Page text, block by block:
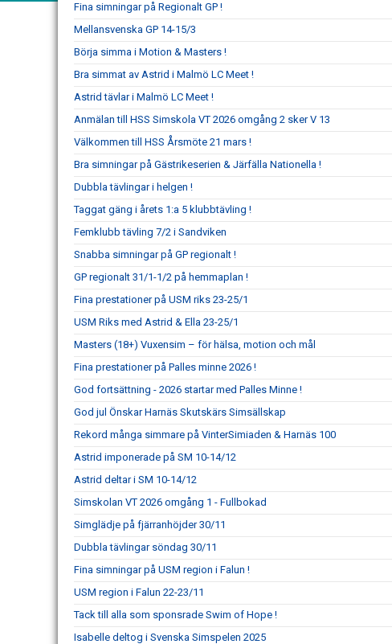
Fina simningar på Regionalt GP !
Mellansvenska GP 14-15/3
Börja simma i Motion & Masters !
Bra simmat av Astrid i Malmö LC Meet !
Astrid tävlar i Malmö LC Meet !
Anmälan till HSS Simskola VT 2026 omgång 2 sker V 13
Välkommen till HSS Årsmöte 21 mars !
Bra simningar på Gästrikeserien & Järfälla Nationella !
Dubbla tävlingar i helgen !
Taggat gäng i årets 1:a 5 klubbtävling !
Femklubb tävling 7/2 i Sandviken
Snabba simningar på GP regionalt !
GP regionalt 31/1-1/2 på hemmaplan !
Fina prestationer på USM riks 23-25/1
USM Riks med Astrid & Ella 23-25/1
Masters (18+) Vuxensim – för hälsa, motion och mål
Fina prestationer på Palles minne 2026 !
God fortsättning - 2026 startar med Palles Minne !
God jul Önskar Harnäs Skutskärs Simsällskap
Rekord många simmare på VinterSimiaden & Harnäs 100
Astrid imponerade på SM 10-14/12
Astrid deltar i SM 10-14/12
Simskolan VT 2026 omgång 1 - Fullbokad
Simglädje på fjärranhöjder 30/11
Dubbla tävlingar söndag 30/11
Fina simningar på USM region i Falun !
USM region i Falun 22-23/11
Tack till alla som sponsrade Swim of Hope !
Isabelle deltog i Svenska Simspelen 2025